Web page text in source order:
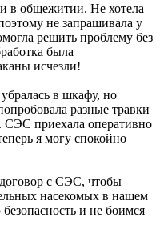
в общежитии. Не хотела
не запрашивала у
решить проблему без
была
исчезли!
в шкафу, но
разные травки
СЭС приехала оперативно
я могу спокойно
с СЭС, чтобы
насекомых в нашем
и не боимся